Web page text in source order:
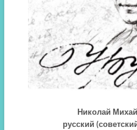
Николай
русский